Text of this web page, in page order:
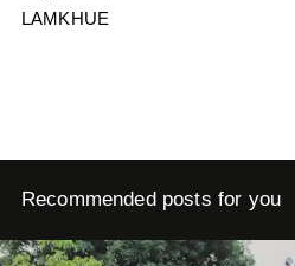
LAMKHUE
Recommended posts for you